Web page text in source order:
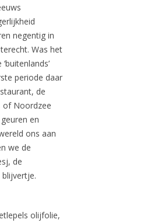
negentig in
Was het
periode daar
de
of Noordzee
en
ons aan
we de
de
blijvertje.
olijfolie,